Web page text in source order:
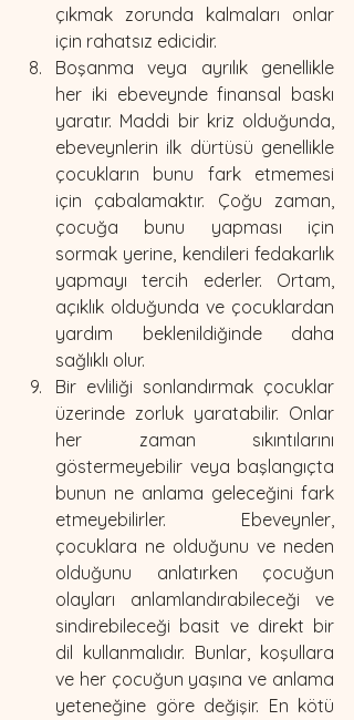
çıkmak zorunda kalmaları onlar
için rahatsız edicidir.
Boşanma veya ayrılık genellikle
her iki ebeveynde finansal baskı
yaratır. Maddi bir kriz olduğunda,
ebeveynlerin ilk dürtüsü genellikle
çocukların bunu fark etmemesi
için çabalamaktır. Çoğu zaman,
çocuğa bunu yapması için
sormak yerine, kendileri fedakarlık
yapmayı tercih ederler. Ortam,
açıklık olduğunda ve çocuklardan
yardım beklenildiğinde daha
sağlıklı olur.
Bir evliliği sonlandırmak çocuklar
üzerinde zorluk yaratabilir. Onlar
her zaman sıkıntılarını
göstermeyebilir veya başlangıçta
bunun ne anlama geleceğini fark
etmeyebilirler. Ebeveynler,
çocuklara ne olduğunu ve neden
olduğunu anlatırken çocuğun
olayları anlamlandırabileceği ve
sindirebileceği basit ve direkt bir
dil kullanmalıdır. Bunlar, koşullara
ve her çocuğun yaşına ve anlama
yeteneğine göre değişir. En kötü